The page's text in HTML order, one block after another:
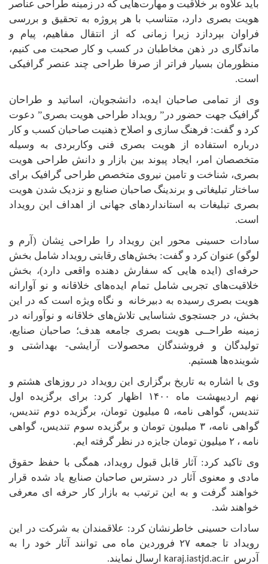
باید علاوه بر خلاقیت و مهارت‌هایی که در زمینه طراحی عناصر
هویت بصری دارد، متناسب با هر پروژه به تحقیق و بررسی
فراوان بپردازد زیرا زمانی که از انتقال مفاهیم، پیام و
ماندگاری در ذهن مخاطبان در کسب و کار صحبت می کنیم،
منظورمان بسیار فراتر از صرفا طراحی چند عنصر گرافیکی
است.
وی از تمامی صاحبان ایده، دانشجویان، اساتید و طراحان
گرافیک جهت حضور در” رویداد طراحی هویت بصری” دعوت
کرد و گفت: فرهنگ سازی و اصلاح ذهنیت صاحبان کسب و کار
درباره استفاده از هویت بصری فنی وکاربردی به وسیله
متخصصان امر، ایجاد پیوند بین بازار و دانش طراحی هویت
بصری، شناخت و تامین نیروی متخصص طراحی گرافیک برای
ساختار تبلیغاتی و برندینگ صاحبان صنایع و نزدیک شدن هویت
بصری تبلیغات به استانداردهای جهانی از اهداف این رویداد
است.
سادات حسینی محور این رویداد را طراحی نِشان (آرم و
لوگو) عنوان کرد و گفت: بخش‌های رقابتی رویداد شامل بخش
حرفه‌ای (ایده هایی که سفارش دهنده واقعی دارد)، بخش
خلاقیت‌های تجربی شامل تمام ایده‌های خلاقانه و نو آوارانه
هویت بصری رسیده به دبیرخانه و نگاه ویژه است که در این
بخش، در جستجوی شناسایی تلاش‌های خلاقانه و نوآورانه در
زمینه طراحــی هویت بصری جامعه هدف؛ صاحبان صنایع،
تولیدگان و فروشندگان محصولات آرایشی- بهداشتی و
شوینده‌ها هستیم.
وی با اشاره به تاریخ برگزاری این رویداد در روزهای هشتم و
نهم اردیبهشت ماه ۱۴۰۰ اظهار کرد: برای برگزیده اول
تندیس، گواهی نامه، ۵ میلیون تومان، برگزیده دوم تندیس،
گواهی نامه، ۳ میلیون تومان و برگزیده سوم تندیس، گواهی
نامه ، ۲ میلیون تومان جایزه در نظر گرفته ایم
.
وی تاکید کرد: آثار قابل قبول رویداد، همگی با حفظ حقوق
مادی و معنوی آثار در دسترس صاحبان صنایع یاد شده قرار
خواهند گرفت و به این ترتیب به بازار کار حرفه ای معرفی
خواهند شد.
سادات حسینی خاطرنشان کرد: علاقمندان به شرکت در این
رویداد تا جمعه ۲۷ فروردین ماه می توانند آثار خود را به
آدرس karaj.iastjd.ac.ir ارسال نمایند.